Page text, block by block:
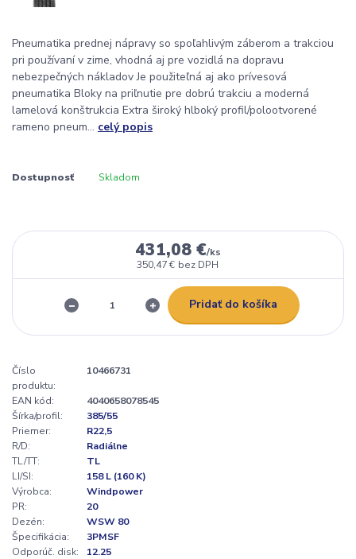
Pneumatika prednej nápravy so spoľahlivým záberom a trakciou
pri používaní v zime, vhodná aj pre vozidlá na dopravu
nebezpečných nákladov Je použiteľná aj ako prívesová
pneumatika Bloky na priľnutie pre dobrú trakciu a moderná
lamelová konštrukcia Extra široký hlboký profil/polootvorené
rameno pneum... celý popis
Dostupnosť Skladom
431,08 €/ks
350,47 € bez DPH
Pridať do košíka
Číslo
produktu:
10466731
EAN kód:
4040658078545
Šírka/profil:
385/55
Priemer:
R22,5
R/D:
Radiálne
TL/TT:
TL
LI/SI:
158 L (160 K)
Výrobca:
Windpower
PR:
20
Dezén:
WSW 80
Špecifikácia:
3PMSF
Odporúč. disk:
12.25